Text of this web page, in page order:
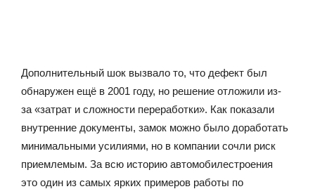
Дополнительный шок вызвало то, что дефект был
обнаружен ещё в 2001 году, но решение отложили из-
за «затрат и сложности переработки». Как показали
внутренние документы, замок можно было доработать
минимальными усилиями, но в компании сочли риск
приемлемым. За всю историю автомобилестроения
это один из самых ярких примеров работы по